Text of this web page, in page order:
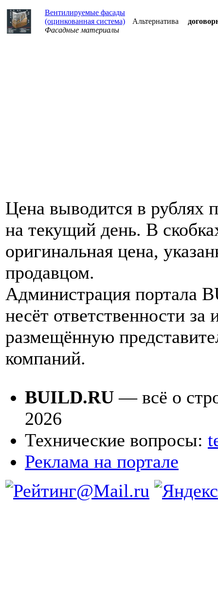
Вентилируемые фасады
(оцинкованная система)
Фасадные материалы
Альтернатива
Цена выводится в рублях
на текущий день. В
оригинальная цена,
продавцом.
Администрация портала
несёт ответственности
размещённую
компаний.
BUILD.RU — всё о
2026
Технические вопросы:
Реклама на портале